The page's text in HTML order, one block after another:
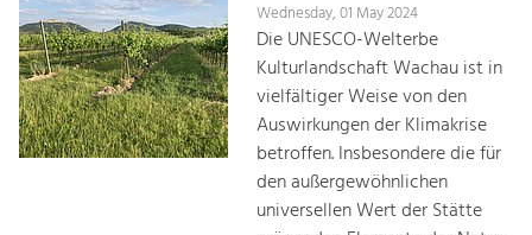
Wednesday, 01 May 2024
Die UNESCO-Welterbe
Kulturlandschaft Wachau ist in
vielfältiger Weise von den
Auswirkungen der Klimakrise
betroffen. Insbesondere die für
den außergewöhnlichen
universellen Wert der Stätte